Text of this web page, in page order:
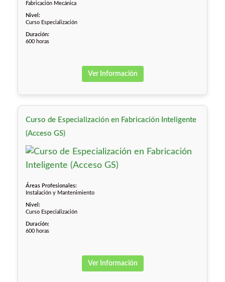
Fabricación Mecánica
Nivel:
Curso Especialización
Duración:
600 horas
Ver Información
Curso de Especialización en Fabricación Inteligente
(Acceso GS)
Áreas Profesionales:
Instalación y Mantenimiento
Nivel:
Curso Especialización
Duración:
600 horas
Ver Información